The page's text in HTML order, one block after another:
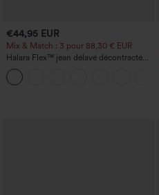
€44,95 EUR
Mix & Match : 3 pour 88,30 € EUR
Halara Flex™ jean délavé décontracté
taille haute à poches, coupe baggy à
jambe large